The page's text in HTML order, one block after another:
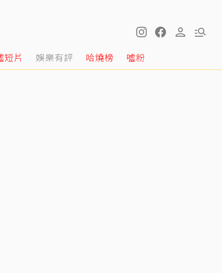
短片 娛樂有評 哈燒榜 噓粉